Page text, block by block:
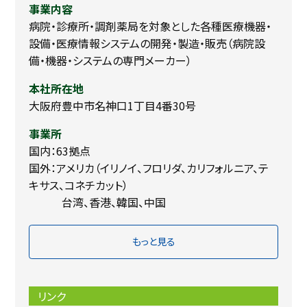
事業内容
病院・診療所・調剤薬局を対象とした各種医療機器・
設備・医療情報システムの開発・製造・販売（病院設
備・機器・システムの専門メーカー）
本社所在地
大阪府豊中市名神口1丁目4番30号
事業所
国内：63拠点
国外：アメリカ（イリノイ、フロリダ、カリフォルニア、テ
キサス、コネチカット）
台湾、香港、韓国、中国
もっと見る
リンク